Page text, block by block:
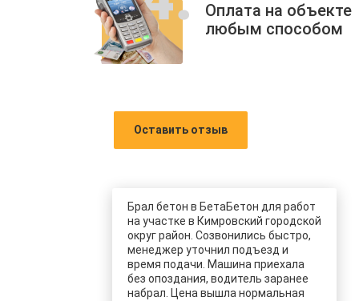
Оплата на объекте
любым способом
Оставить отзыв
Брал бетон в БетаБетон для работ
на участке в Кимровский городской
округ район. Созвонились быстро,
менеджер уточнил подъезд и
время подачи. Машина приехала
без опоздания, водитель заранее
набрал. Цена вышла нормальная